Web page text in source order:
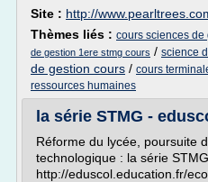
Site : http://
Thèmes liés : cours sciences de
de gestion 1ere stmg cours / science
de gestion cours / cours
ressources humaines
la série STMG -
Réforme du lycée, poursuite
technologique : la série STMG
http://eduscol.education.fr/